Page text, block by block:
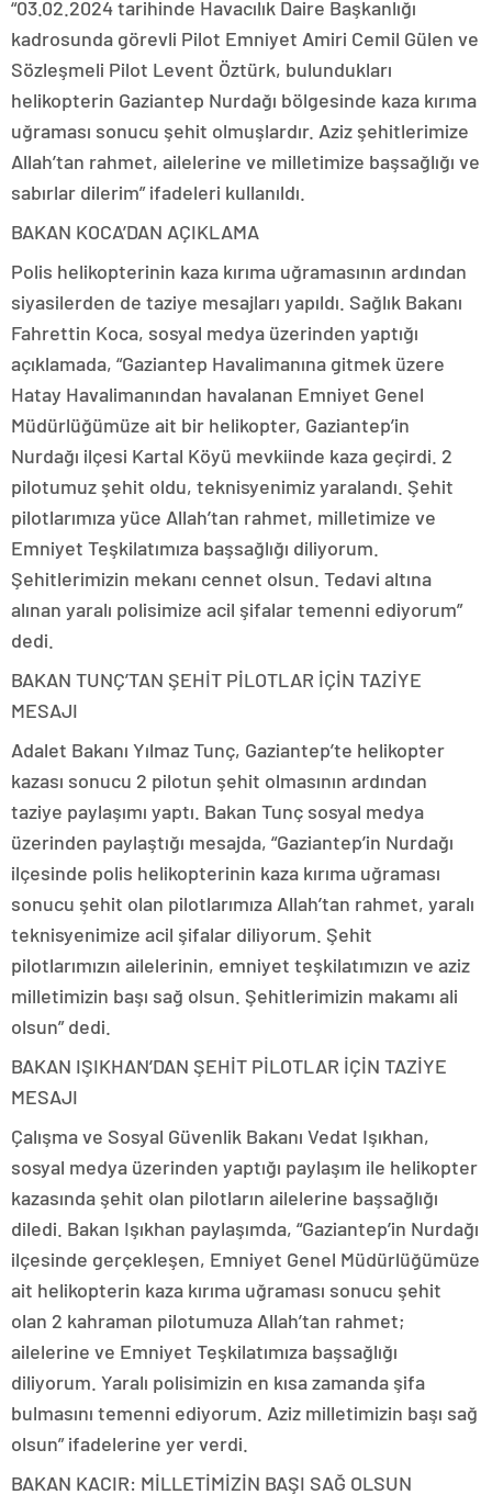
“03.02.2024 tarihinde Havacılık Daire Başkanlığı
kadrosunda görevli Pilot Emniyet Amiri Cemil Gülen ve
Sözleşmeli Pilot Levent Öztürk, bulundukları
helikopterin Gaziantep Nurdağı bölgesinde kaza kırıma
uğraması sonucu şehit olmuşlardır. Aziz şehitlerimize
Allah’tan rahmet, ailelerine ve milletimize başsağlığı ve
sabırlar dilerim” ifadeleri kullanıldı.
BAKAN KOCA’DAN AÇIKLAMA
Polis helikopterinin kaza kırıma uğramasının ardından
siyasilerden de taziye mesajları yapıldı. Sağlık Bakanı
Fahrettin Koca, sosyal medya üzerinden yaptığı
açıklamada, “Gaziantep Havalimanına gitmek üzere
Hatay Havalimanından havalanan Emniyet Genel
Müdürlüğümüze ait bir helikopter, Gaziantep’in
Nurdağı ilçesi Kartal Köyü mevkiinde kaza geçirdi. 2
pilotumuz şehit oldu, teknisyenimiz yaralandı. Şehit
pilotlarımıza yüce Allah’tan rahmet, milletimize ve
Emniyet Teşkilatımıza başsağlığı diliyorum.
Şehitlerimizin mekanı cennet olsun. Tedavi altına
alınan yaralı polisimize acil şifalar temenni ediyorum”
dedi.
BAKAN TUNÇ’TAN ŞEHİT PİLOTLAR İÇİN TAZİYE
MESAJI
Adalet Bakanı Yılmaz Tunç, Gaziantep’te helikopter
kazası sonucu 2 pilotun şehit olmasının ardından
taziye paylaşımı yaptı. Bakan Tunç sosyal medya
üzerinden paylaştığı mesajda, “Gaziantep’in Nurdağı
ilçesinde polis helikopterinin kaza kırıma uğraması
sonucu şehit olan pilotlarımıza Allah’tan rahmet, yaralı
teknisyenimize acil şifalar diliyorum. Şehit
pilotlarımızın ailelerinin, emniyet teşkilatımızın ve aziz
milletimizin başı sağ olsun. Şehitlerimizin makamı ali
olsun” dedi.
BAKAN IŞIKHAN’DAN ŞEHİT PİLOTLAR İÇİN TAZİYE
MESAJI
Çalışma ve Sosyal Güvenlik Bakanı Vedat Işıkhan,
sosyal medya üzerinden yaptığı paylaşım ile helikopter
kazasında şehit olan pilotların ailelerine başsağlığı
diledi. Bakan Işıkhan paylaşımda, “Gaziantep’in Nurdağı
ilçesinde gerçekleşen, Emniyet Genel Müdürlüğümüze
ait helikopterin kaza kırıma uğraması sonucu şehit
olan 2 kahraman pilotumuza Allah’tan rahmet;
ailelerine ve Emniyet Teşkilatımıza başsağlığı
diliyorum. Yaralı polisimizin en kısa zamanda şifa
bulmasını temenni ediyorum. Aziz milletimizin başı sağ
olsun” ifadelerine yer verdi.
BAKAN KACIR: MİLLETİMİZİN BAŞI SAĞ OLSUN